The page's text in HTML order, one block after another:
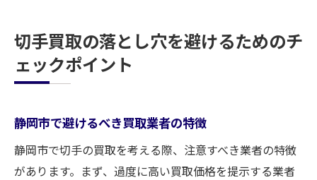
切手買取の落とし穴を避けるためのチ
ェックポイント
静岡市で避けるべき買取業者の特徴
静岡市で切手の買取を考える際、注意すべき業者の特徴
があります。まず、過度に高い買取価格を提示する業者